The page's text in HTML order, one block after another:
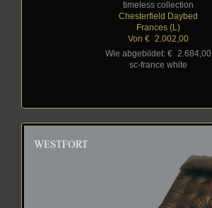
timeless collection
Chesterfield Daybed
Frances (L)
Von € 2.002,00
Wie abgebildet: €
2.684,00
sc-france white